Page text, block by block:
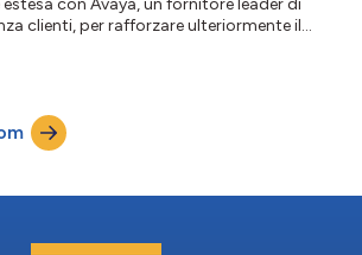
clienti, per rafforzare ulteriormente il
potenziata mira a portare
di sensibilizzazione clienti per fornire